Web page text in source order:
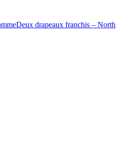
Deux drapeaux franchis – North